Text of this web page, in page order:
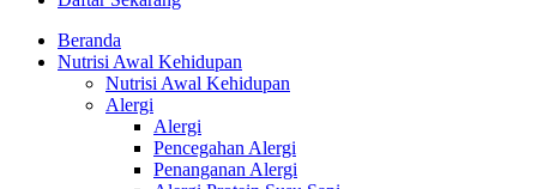
Beranda
Nutrisi Awal Kehidupan
Nutrisi Awal Kehidupan
Alergi
Alergi
Pencegahan Alergi
Penanganan Alergi